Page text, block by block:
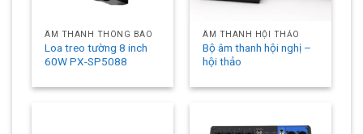
ÂM THANH THÔNG BÁO
Loa treo tường 8 inch
60W PX-SP5088
ÂM THANH HỘI THẢO
Bộ âm thanh hội nghị –
hội thảo